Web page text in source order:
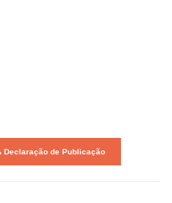
Declaração de Publicação